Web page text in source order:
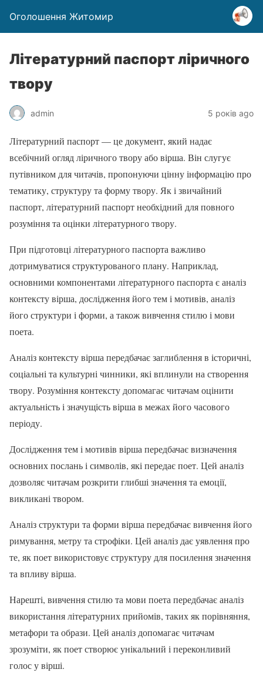
Оголошення Житомир
Літературний паспорт ліричного
твору
admin 5 років ago
Літературний паспорт — це документ, який надає
всебічний огляд ліричного твору або вірша. Він слугує
путівником для читачів, пропонуючи цінну інформацію про
тематику, структуру та форму твору. Як і звичайний
паспорт, літературний паспорт необхідний для повного
розуміння та оцінки літературного твору.
При підготовці літературного паспорта важливо
дотримуватися структурованого плану. Наприклад,
основними компонентами літературного паспорта є аналіз
контексту вірша, дослідження його тем і мотивів, аналіз
його структури і форми, а також вивчення стилю і мови
поета.
Аналіз контексту вірша передбачає заглиблення в історичні,
соціальні та культурні чинники, які вплинули на створення
твору. Розуміння контексту допомагає читачам оцінити
актуальність і значущість вірша в межах його часового
періоду.
Дослідження тем і мотивів вірша передбачає визначення
основних послань і символів, які передає поет. Цей аналіз
дозволяє читачам розкрити глибші значення та емоції,
викликані твором.
Аналіз структури та форми вірша передбачає вивчення його
римування, метру та строфіки. Цей аналіз дає уявлення про
те, як поет використовує структуру для посилення значення
та впливу вірша.
Нарешті, вивчення стилю та мови поета передбачає аналіз
використання літературних прийомів, таких як порівняння,
метафори та образи. Цей аналіз допомагає читачам
зрозуміти, як поет створює унікальний і переконливий
голос у вірші.